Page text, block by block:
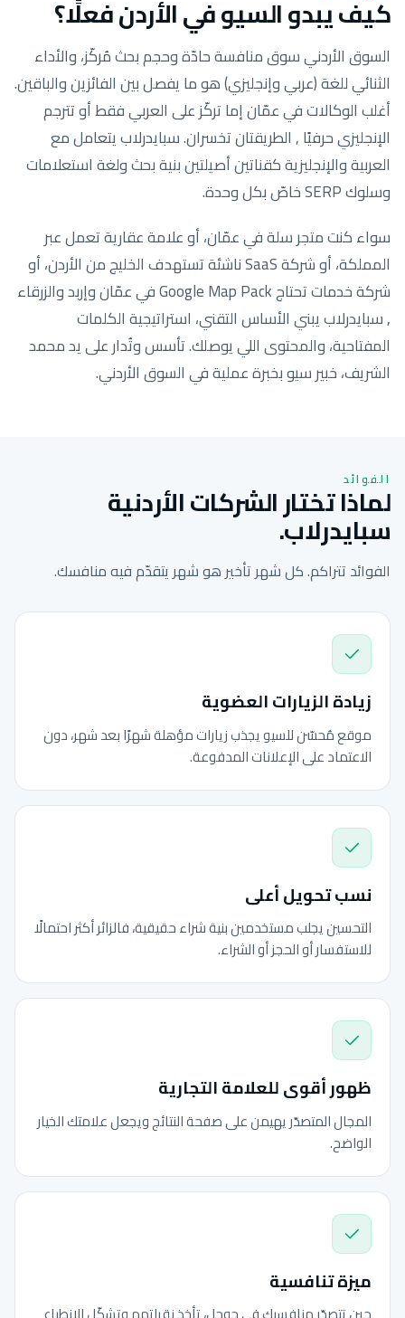
كيف يبدو السيو في الأردن فعلًا؟
السوق الأردني سوق منافسة حادّة وحجم بحث مُركّز، والأداء
الثنائي للغة (عربي وإنجليزي) هو ما يفصل بين الفائزين والباقين.
أغلب الوكالات في عمّان إما تركّز على العربي فقط أو تترجم
الإنجليزي حرفيًا , الطريقتان تخسران. سبايدرلاب يتعامل مع
العربية والإنجليزية كقناتين أصيلتين بنية بحث ولغة استعلامات
وسلوك SERP خاصّ بكل وحدة.
سواء كنت متجر سلة في عمّان، أو علامة عقارية تعمل عبر
المملكة، أو شركة SaaS ناشئة تستهدف الخليج من الأردن، أو
شركة خدمات تحتاج Google Map Pack في عمّان وإربد والزرقاء
, سبايدرلاب يبني الأساس التقني، استراتيجية الكلمات
المفتاحية، والمحتوى اللي يوصلك. تأسس وتُدار على يد محمد
الشريف، خبير سيو بخبرة عملية في السوق الأردني.
الفوائد
لماذا تختار الشركات الأردنية
سبايدرلاب.
الفوائد تتراكم. كل شهر تأخير هو شهر يتقدّم فيه منافسك.
زيادة الزيارات العضوية
موقع مُحسّن للسيو يجذب زيارات مؤهلة شهرًا بعد شهر، دون
الاعتماد على الإعلانات المدفوعة.
نسب تحويل أعلى
التحسين يجلب مستخدمين بنية شراء حقيقية، فالزائر أكثر احتمالًا
للاستفسار أو الحجز أو الشراء.
ظهور أقوى للعلامة التجارية
المجال المتصدّر يهيمن على صفحة النتائج ويجعل علامتك الخيار
الواضح.
ميزة تنافسية